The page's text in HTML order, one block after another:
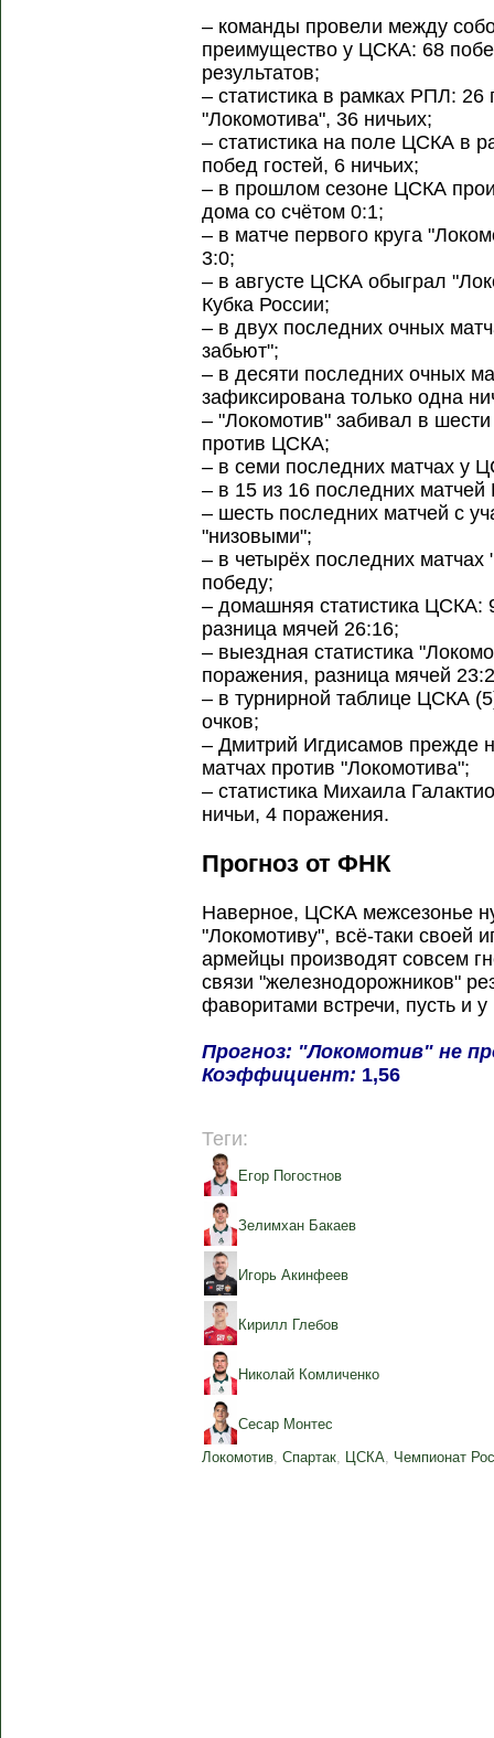
– команды провели между
преимущество у ЦСКА: 68
результатов;
– статистика в рамках РПЛ:
"Локомотива", 36 ничьих;
– статистика на поле ЦСКА в
побед гостей, 6 ничьих;
– в прошлом сезоне ЦСКА
дома со счётом 0:1;
– в матче первого круга
3:0;
– в августе ЦСКА обыграл
Кубка России;
– в двух последних очных
забьют";
– в десяти последних очных
зафиксирована только одна
– "Локомотив" забивал в
против ЦСКА;
– в семи последних матчах у
– в 15 из 16 последних
– шесть последних матчей с
"низовыми";
– в четырёх последних
победу;
– домашняя статистика ЦСКА:
разница мячей 26:16;
– выездная статистика
поражения, разница мячей
– в турнирной таблице ЦСКА
очков;
– Дмитрий Игдисамов прежде
матчах против "Локомотива";
– статистика Михаила
ничьи, 4 поражения.
Прогноз от ФНК
Наверное, ЦСКА межсезонье
"Локомотиву", всё-таки своей
армейцы производят совсем
связи "железнодорожников"
фаворитами встречи, пусть и
Прогноз: "Локомотив" не
Коэффициент: 1,56
Теги:
Егор Погостнов
Зелимхан Бакаев
Игорь Акинфеев
Кирилл Глебов
Николай Комличенко
Сесар Монтес
Локомотив,Спартак, ЦСКА, Чемпионат